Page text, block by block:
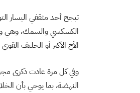
تبجح أحد مثقفي اليسار
الكسكسي والسمك، وهي
الأخ الأكبر أو الحليف
وفي كل مرة عادت ذكرى
النهضة، بما يوحي بأن